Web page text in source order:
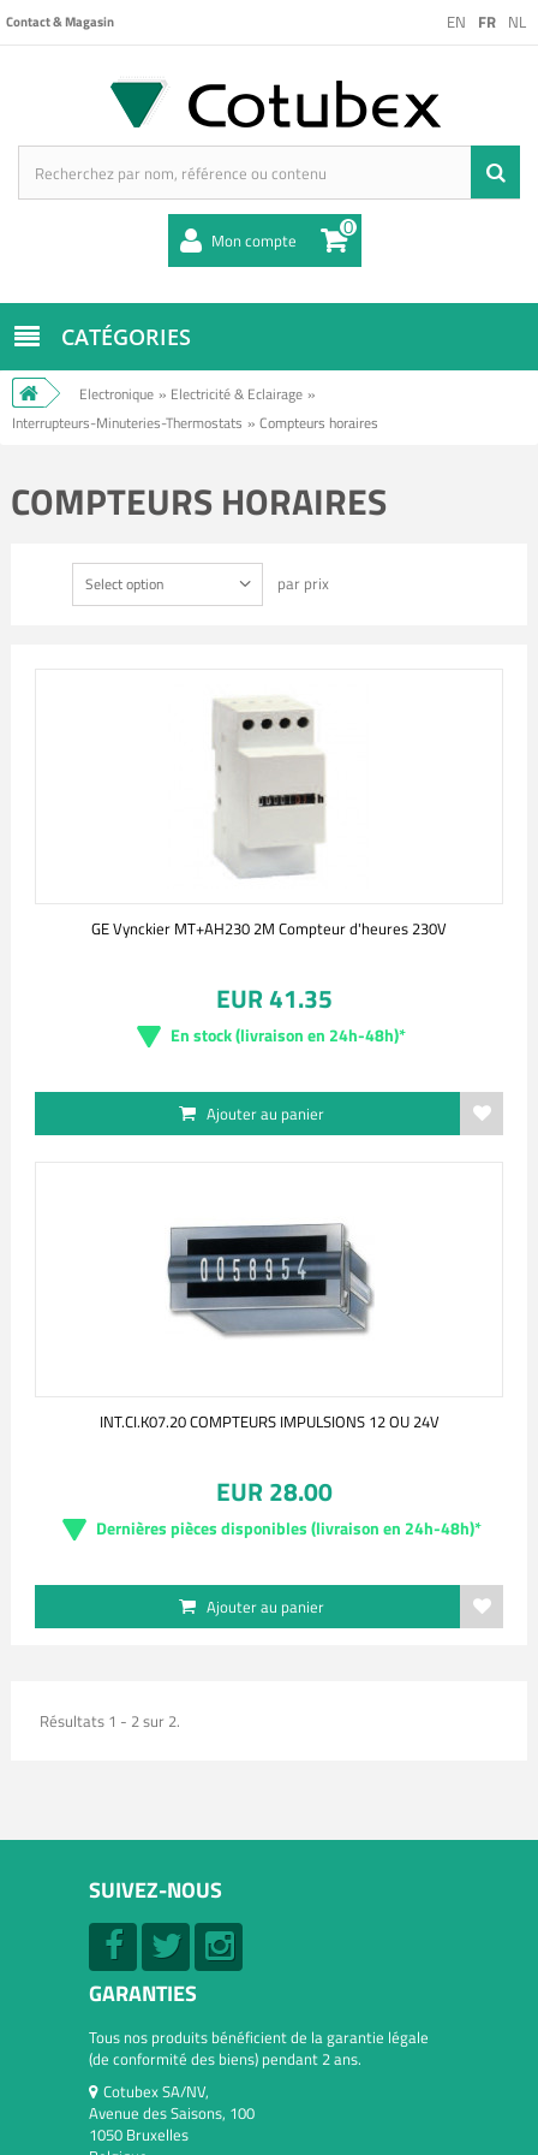
EN FR NL
Contact & Magasin
Mon compte 0
CATÉGORIES
Electronique » Electricité & Eclairage »
Interrupteurs-Minuteries-Thermostats » Compteurs horaires
COMPTEURS HORAIRES
Select option par prix
GE Vynckier MT+AH230 2M Compteur d'heures 230V
EUR 41.35
En stock (livraison en 24h-48h)*
Ajouter au panier
INT.CI.K07.20 COMPTEURS IMPULSIONS 12 OU 24V
EUR 28.00
Dernières pièces disponibles (livraison en 24h-48h)*
Ajouter au panier
Résultats 1 - 2 sur 2.
SUIVEZ-NOUS
GARANTIES
Tous nos produits bénéficient de la garantie légale
(de conformité des biens) pendant 2 ans.
Cotubex SA/NV,
Avenue des Saisons, 100
1050 Bruxelles